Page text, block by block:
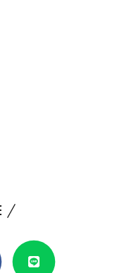
/
ろ
し
Line